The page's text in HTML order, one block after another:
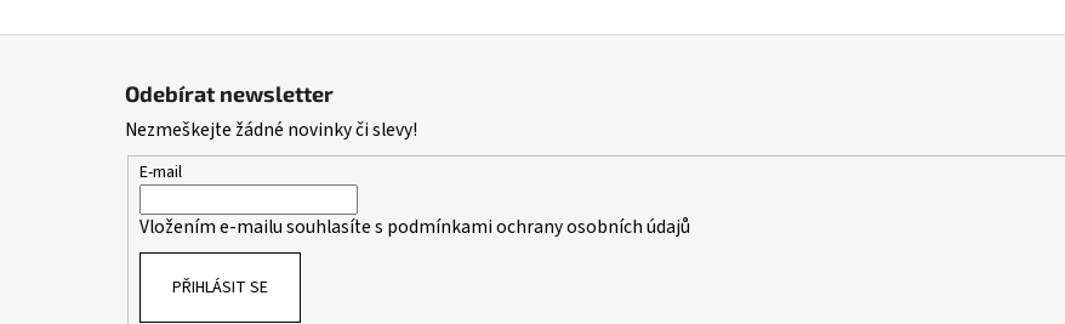
Odebírat newsletter
Nezmeškejte žádné novinky či slevy!
E-mail
Vložením e-mailu souhlasíte s podmínkami ochrany osobních údajů
PŘIHLÁSIT SE